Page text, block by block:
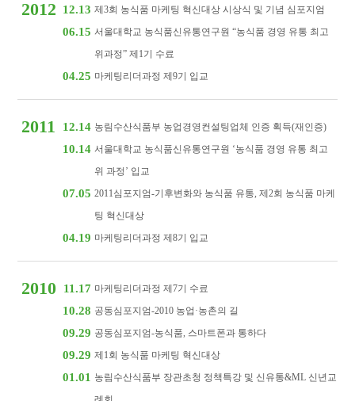
2012 12.13 제3회 농식품 마케팅 혁신대상 시상식 및 기념 심포지엄
06.15 서울대학교 농식품신유통연구원 “농식품 경영 유통 최고
위과정” 제1기 수료
04.25 마케팅리더과정 제9기 입교
2011 12.14 농림수산식품부 농업경영컨설팅업체 인증 획득(재인증)
10.14 서울대학교 농식품신유통연구원 ‘농식품 경영 유통 최고
위 과정’ 입교
07.05 2011심포지엄-기후변화와 농식품 유통, 제2회 농식품 마케
팅 혁신대상
04.19 마케팅리더과정 제8기 입교
2010 11.17 마케팅리더과정 제7기 수료
10.28 공동심포지엄-2010 농업·농촌의 길
09.29 공동심포지엄-농식품, 스마트폰과 통하다
09.29 제1회 농식품 마케팅 혁신대상
01.01 농림수산식품부 장관초청 정책특강 및 신유통&ML 신년교